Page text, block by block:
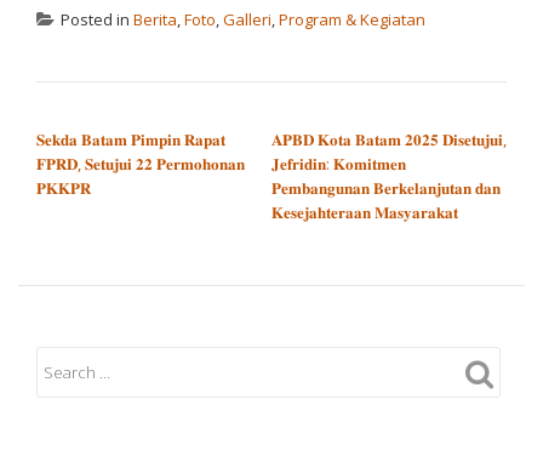
Posted in Berita,Foto,Galleri,Program & Kegiatan
𝐒𝐞𝐤𝐝𝐚 𝐁𝐚𝐭𝐚𝐦 𝐏𝐢𝐦𝐩𝐢𝐧 𝐑𝐚𝐩𝐚𝐭
𝐅𝐏𝐑𝐃, 𝐒𝐞𝐭𝐮𝐣𝐮𝐢 𝟐𝟐 𝐏𝐞𝐫𝐦𝐨𝐡𝐨𝐧𝐚𝐧
𝐏𝐊𝐊𝐏𝐑
𝐀𝐏𝐁𝐃 𝐊𝐨𝐭𝐚 𝐁𝐚𝐭𝐚𝐦 𝟐𝟎𝟐𝟓 𝐃𝐢𝐬𝐞𝐭𝐮𝐣𝐮𝐢,
𝐉𝐞𝐟𝐫𝐢𝐝𝐢𝐧: 𝐊𝐨𝐦𝐢𝐭𝐦𝐞𝐧
𝐏𝐞𝐦𝐛𝐚𝐧𝐠𝐮𝐧𝐚𝐧 𝐁𝐞𝐫𝐤𝐞𝐥𝐚𝐧𝐣𝐮𝐭𝐚𝐧 𝐝𝐚𝐧
𝐊𝐞𝐬𝐞𝐣𝐚𝐡𝐭𝐞𝐫𝐚𝐚𝐧 𝐌𝐚𝐬𝐲𝐚𝐫𝐚𝐤𝐚𝐭